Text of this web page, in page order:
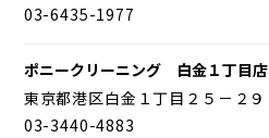
03-6435-1977
ポニークリーニング 白金１丁目店
東京都港区白金１丁目２５－２９
03-3440-4883